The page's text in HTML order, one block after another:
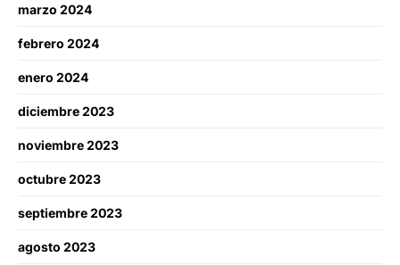
marzo 2024
febrero 2024
enero 2024
diciembre 2023
noviembre 2023
octubre 2023
septiembre 2023
agosto 2023